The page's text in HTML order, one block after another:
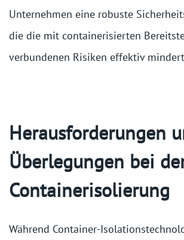
Unternehmen eine robuste
die die mit containerisierten
verbundenen Risiken effektiv
Herausforderungen
Überlegungen bei
Containerisolierung
Während Container-